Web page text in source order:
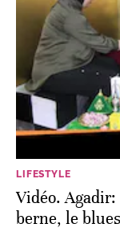
LIFESTYLE
Vidéo.
berne, le